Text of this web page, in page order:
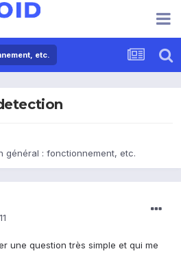
etc.
général : fonctionnement, etc.
une question très simple et qui me